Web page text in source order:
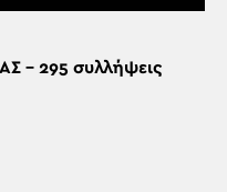
– 295 συλλήψεις